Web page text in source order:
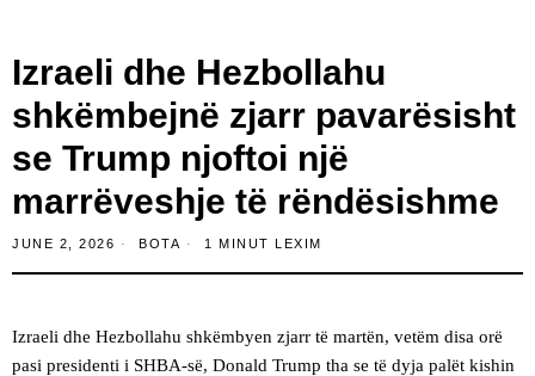
Izraeli dhe Hezbollahu
shkëmbejnë zjarr pavarësisht
se Trump njoftoi një
marrëveshje të rëndësishme
JUNE 2, 2026 BOTA 1 MINUT LEXIM
Izraeli dhe Hezbollahu shkëmbyen zjarr të martën, vetëm disa orë
pasi presidenti i SHBA-së, Donald Trump tha se të dyja palët kishin